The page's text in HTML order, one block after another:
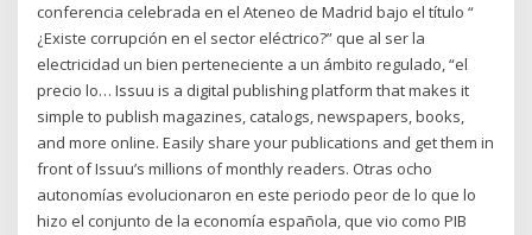
conferencia celebrada en el Ateneo de Madrid bajo el título “
¿Existe corrupción en el sector eléctrico?” que al ser la
electricidad un bien perteneciente a un ámbito regulado, “el
precio lo… Issuu is a digital publishing platform that makes it
simple to publish magazines, catalogs, newspapers, books,
and more online. Easily share your publications and get them in
front of Issuu’s millions of monthly readers. Otras ocho
autonomías evolucionaron en este periodo peor de lo que lo
hizo el conjunto de la economía española, que vio como PIB